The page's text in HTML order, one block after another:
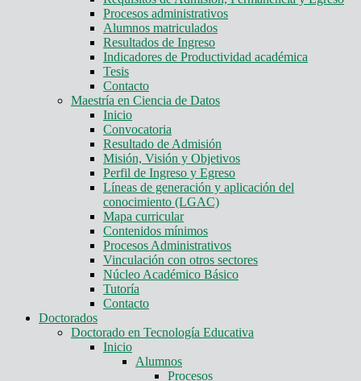
Procesos administrativos
Alumnos matriculados
Resultados de Ingreso
Indicadores de Productividad académica
Tesis
Contacto
Maestría en Ciencia de Datos
Inicio
Convocatoria
Resultado de Admisión
Misión, Visión y Objetivos
Perfil de Ingreso y Egreso
Líneas de generación y aplicación del
conocimiento (LGAC)
Mapa curricular
Contenidos mínimos
Procesos Administrativos
Vinculación con otros sectores
Núcleo Académico Básico
Tutoría
Contacto
Doctorados
Doctorado en Tecnología Educativa
Inicio
Alumnos
Procesos